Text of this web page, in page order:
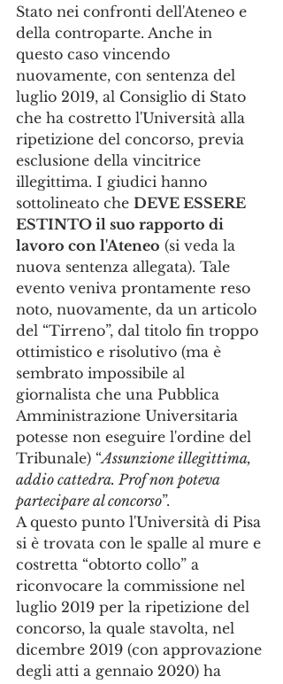
Stato nei confronti dell'Ateneo e
della controparte. Anche in
questo caso vincendo
nuovamente, con sentenza del
luglio 2019, al Consiglio di Stato
che ha costretto l'Università alla
ripetizione del concorso, previa
esclusione della vincitrice
illegittima. I giudici hanno
sottolineato che DEVE ESSERE
ESTINTO il suo rapporto di
lavoro con l'Ateneo (si veda la
nuova sentenza allegata). Tale
evento veniva prontamente reso
noto, nuovamente, da un articolo
del “Tirreno”, dal titolo fin troppo
ottimistico e risolutivo (ma è
sembrato impossibile al
giornalista che una Pubblica
Amministrazione Universitaria
potesse non eseguire l'ordine del
Tribunale) “Assunzione illegittima,
addio cattedra. Prof non poteva
partecipare al concorso”.
A questo punto l'Università di Pisa
si è trovata con le spalle al mure e
costretta “obtorto collo” a
riconvocare la commissione nel
luglio 2019 per la ripetizione del
concorso, la quale stavolta, nel
dicembre 2019 (con approvazione
degli atti a gennaio 2020) ha